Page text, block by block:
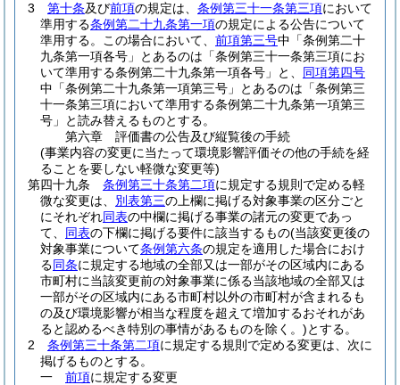
3
第十条及び前項の規定は、 条例第三十一条第三項において
準用する条例第二十九条第一項の規定による公告について
準用する。
この場合において、 前項第三号中「条例第二十
九条第一項各号」とあるのは「条例第三十一条第三項にお
いて準用する条例第二十九条第一項各号」と、 同項第四号
中「条例第二十九条第一項第三号」とあるのは「条例第三
十一条第三項において準用する条例第二十九条第一項第三
号」と読み替えるものとする。
第六章
評価書の公告及び縦覧後の手続
(事業内容の変更に当たって環境影響評価その他の手続を経
ることを要しない軽微な変更等)
第四十九条
条例第三十条第二項に規定する規則で定める軽
微な変更は、 別表第三の上欄に掲げる対象事業の区分ごと
にそれぞれ同表の中欄に掲げる事業の諸元の変更であっ
て、 同表の下欄に掲げる要件に該当するもの(当該変更後の
対象事業について条例第六条の規定を適用した場合におけ
る同条に規定する地域の全部又は一部がその区域内にある
市町村に当該変更前の対象事業に係る当該地域の全部又は
一部がその区域内にある市町村以外の市町村が含まれるも
の及び環境影響が相当な程度を超えて増加するおそれがあ
ると認めるべき特別の事情があるものを除く。)とする。
2
条例第三十条第二項に規定する規則で定める変更は、次に
掲げるものとする。
一
前項に規定する変更